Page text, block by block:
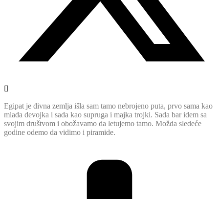
Egipat je divna zemlja išla sam tamo nebrojeno puta, prvo sama kao
mlada devojka i sada kao supruga i majka trojki. Sada bar idem sa
svojim društvom i obožavamo da letujemo tamo. Možda sledeće
godine odemo da vidimo i piramide.